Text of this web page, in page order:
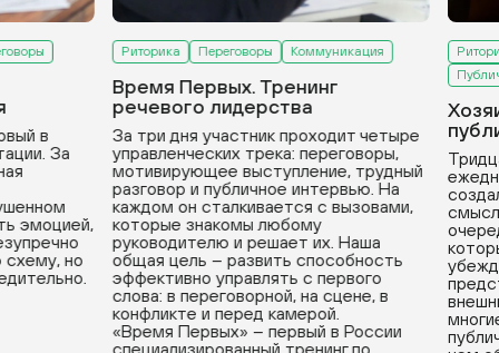
в
За
эмоцией,
но
Риторика Переговоры Коммуникация
Время Первых. Тренинг
речевого лидерства
За три дня участник проходит четыре
управленческих трека: переговоры,
мотивирующее выступление, трудный
разговор и публичное интервью. На
каждом он сталкивается с вызовами,
которые знакомы любому
руководителю и решает их. Наша
общая цель – развить способность
эффективно управлять с первого
слова: в переговорной, на сцене, в
конфликте и перед камерой.
«Время Первых» – первый в России